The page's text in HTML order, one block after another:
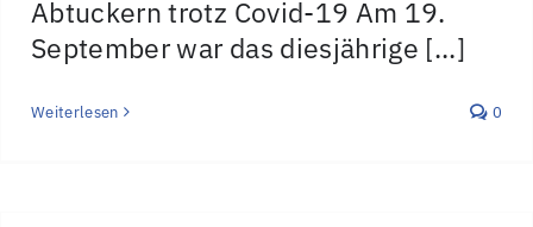
Abtuckern trotz Covid-19 Am 19.
September war das diesjährige [...]
Weiterlesen 0